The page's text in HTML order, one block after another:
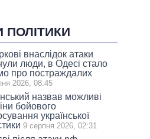
ПОЛІТИКИ
внаслідок атаки
люди, в Одесі стало
про постраждалих
2026, 08:45
назвав можливі
бойового
української
9 серпня 2026, 02:31